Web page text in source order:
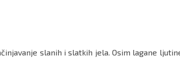
slanih i slatkih jela. Osim lagane